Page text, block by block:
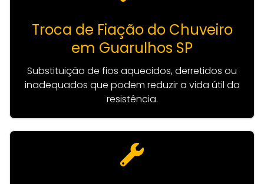
Troca de Fiação do Chuveiro
em Guarulhos SP
Substituição de fios aquecidos, derretidos ou
inadequados que podem reduzir a vida útil da
resistência.